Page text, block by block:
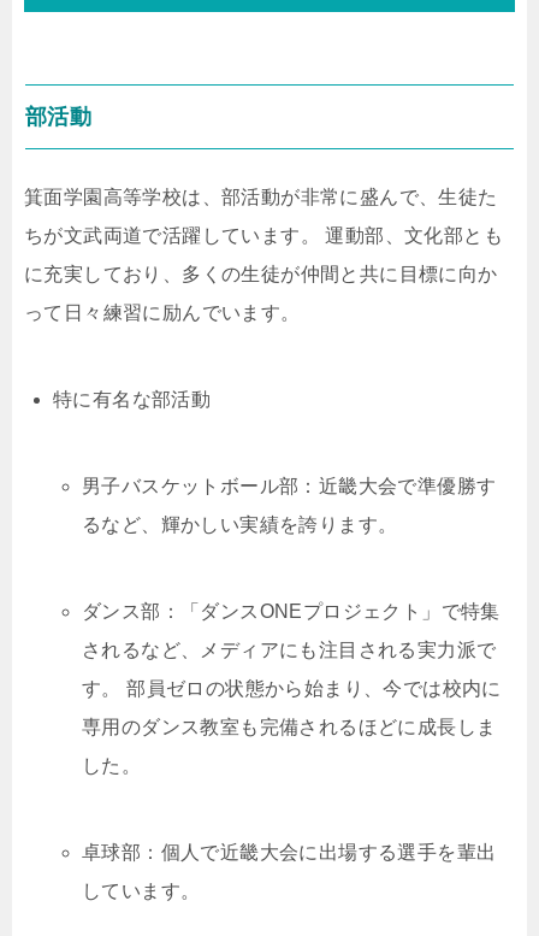
部活動
箕面学園高等学校は、部活動が非常に盛んで、生徒た
ちが文武両道で活躍しています。 運動部、文化部とも
に充実しており、多くの生徒が仲間と共に目標に向か
って日々練習に励んでいます。
特に有名な部活動
男子バスケットボール部：近畿大会で準優勝す
るなど、輝かしい実績を誇ります。
ダンス部：「ダンスONEプロジェクト」で特集
されるなど、メディアにも注目される実力派で
す。 部員ゼロの状態から始まり、今では校内に
専用のダンス教室も完備されるほどに成長しま
した。
卓球部：個人で近畿大会に出場する選手を輩出
しています。